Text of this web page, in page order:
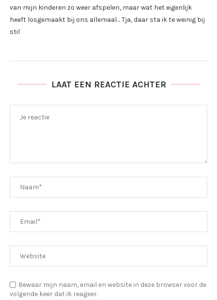
van mijn kinderen zo weer afspelen, maar wat het eigenlijk
heeft losgemaakt bij ons allemaal… Tja, daar sta ik te weinig bij
stil
LAAT EEN REACTIE ACHTER
Bewaar mijn naam, email en website in deze browser voor de
volgende keer dat ik reageer.